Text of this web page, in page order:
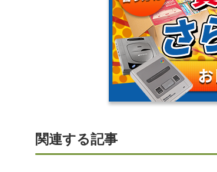
関連する記事